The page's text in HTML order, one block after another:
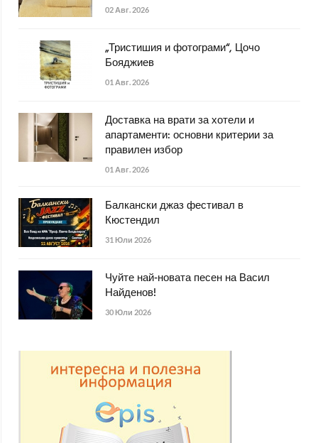
02 Авг. 2026
„Тристишия и фотограми“, Цочо
Бояджиев
01 Авг. 2026
Доставка на врати за хотели и
апартаменти: основни критерии за
правилен избор
01 Авг. 2026
Балкански джаз фестивал в
Кюстендил
31 Юли 2026
Чуйте най-новата песен на Васил
Найденов!
30 Юли 2026